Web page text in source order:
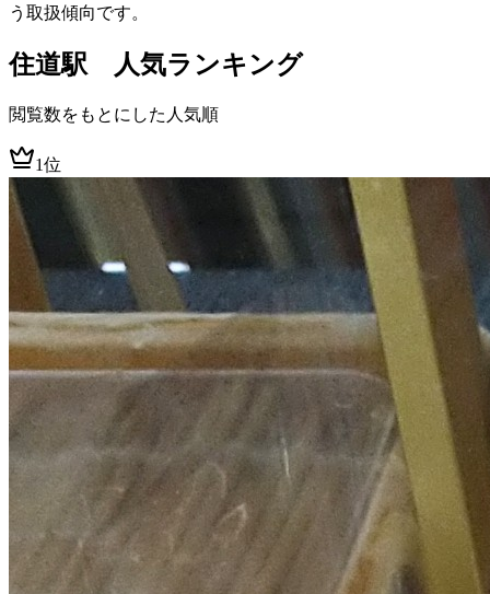
う取扱傾向です。
住道駅 人気ランキング
閲覧数をもとにした人気順
1位